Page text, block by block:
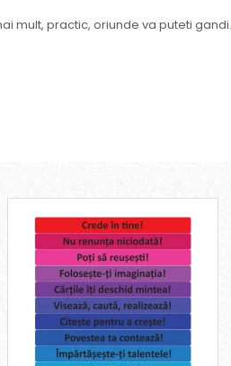
mult, practic, oriunde va puteti